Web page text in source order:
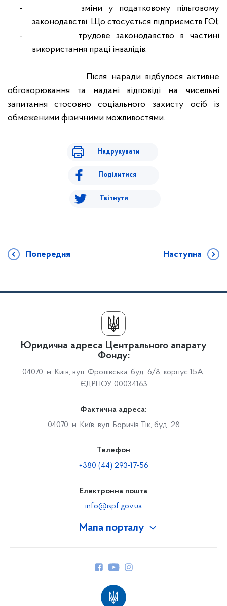
-
зміни у податковому пільговому
законодавстві. Що стосується підприємств ГОІ;
-
трудове законодавство в частині
використання праці інвалідів.
Після наради відбулося активне
обговорювання та надані відповіді на чисельні
запитання стосовно соціального захисту осіб із
обмеженими фізичними можливостями.
Надрукувати
Поділитися
Твітнути
Попередня Наступна
Мапа порталу
Юридична адреса Центрального апарату
Фонду:
04070, м. Київ, вул. Фролівська, буд. 6/8, корпус 15А,
ЄДРПОУ 00034163
Фактична адреса:
04070, м. Київ, вул. Боричів Тік, буд. 28
Телефон
+380 (44) 293-17-56
Електронна пошта
info@ispf.gov.ua